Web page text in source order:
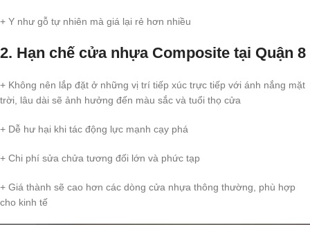
+ Y như gỗ tự nhiên mà giá lại rẻ hơn nhiều
2. Hạn chế cửa nhựa Composite tại Quận 8
+ Không nên lắp đặt ở những vị trí tiếp xúc trực tiếp với ánh nắng mặt
trời, lâu dài sẽ ảnh hưởng đến màu sắc và tuổi thọ cửa
+ Dễ hư hại khi tác động lực mạnh cạy phá
+ Chi phí sửa chửa tương đối lớn và phức tạp
+ Giá thành sẽ cao hơn các dòng cửa nhựa thông thường, phù hợp
cho kinh tế